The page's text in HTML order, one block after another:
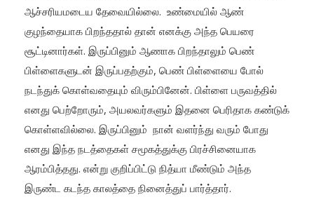
ஆச்சரியமடைய தேவையில்லை. உண்மையில் ஆண்
குழந்தையாக பிறந்ததால் தான் எனக்கு அந்த பெயரை
சூட்டினார்கள். இருப்பினும் ஆணாக பிறந்தாலும் பெண்
பிள்ளைகளுடன் இருப்பதற்கும், பெண் பிள்ளையை போல்
நடந்துக் கொள்வதையும் விரும்பினேன். பிள்ளை பருவத்தில்
எனது பெற்றோரும், அயலவர்களும் இதனை பெரிதாக கண்டுக்
கொள்ளவில்லை. இருப்பினும் நான் வளர்ந்து வரும் போது
எனது இந்த நடத்தைகள் சமூகத்துக்கு பிரச்சினையாக
ஆரம்பித்தது. என்று குறிப்பிட்டு நித்யா மீண்டும் அந்த
இருண்ட கடந்த காலத்தை நினைத்துப் பார்த்தார்.